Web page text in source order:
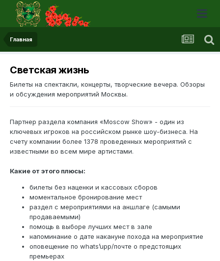
Главная
Светская жизнь
Билеты на спектакли, концерты, творческие вечера. Обзоры
и обсуждения мероприятий Москвы.
Партнер раздела компания «Moscow Show» - один из
ключевых игроков на российском рынке шоу-бизнеса. На
счету компании более 1378 проведенных мероприятий с
известными во всем мире артистами.
Какие от этого плюсы:
билеты без наценки и кассовых сборов
моментальное бронирование мест
раздел с мероприятиями на аншлаге (самыми
продаваемыми)
помощь в выборе лучших мест в зале
напоминание о дате накануне похода на мероприятие
оповещение по whats’upp/почте о предстоящих
премьерах